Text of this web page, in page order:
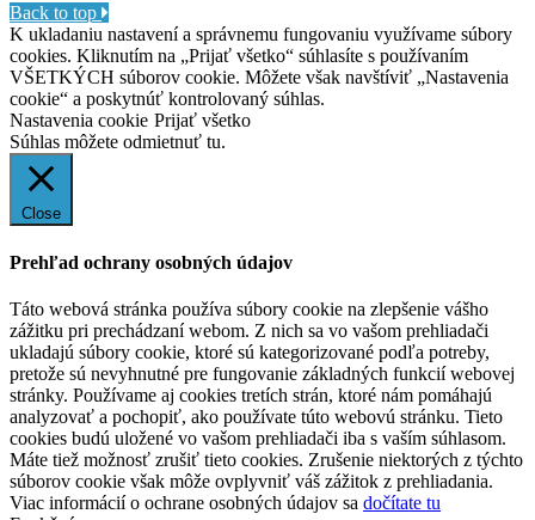
Back to top
K ukladaniu nastavení a správnemu fungovaniu využívame súbory
cookies. Kliknutím na „Prijať všetko“ súhlasíte s používaním
VŠETKÝCH súborov cookie. Môžete však navštíviť „Nastavenia
cookie“ a poskytnúť kontrolovaný súhlas.
Nastavenia cookie Prijať všetko
Súhlas môžete odmietnuť tu.
Close
Prehľad ochrany osobných údajov
Táto webová stránka používa súbory cookie na zlepšenie vášho
zážitku pri prechádzaní webom. Z nich sa vo vašom prehliadači
ukladajú súbory cookie, ktoré sú kategorizované podľa potreby,
pretože sú nevyhnutné pre fungovanie základných funkcií webovej
stránky. Používame aj cookies tretích strán, ktoré nám pomáhajú
analyzovať a pochopiť, ako používate túto webovú stránku. Tieto
cookies budú uložené vo vašom prehliadači iba s vaším súhlasom.
Máte tiež možnosť zrušiť tieto cookies. Zrušenie niektorých z týchto
súborov cookie však môže ovplyvniť váš zážitok z prehliadania.
Viac informácií o ochrane osobných údajov sa dočítate tu